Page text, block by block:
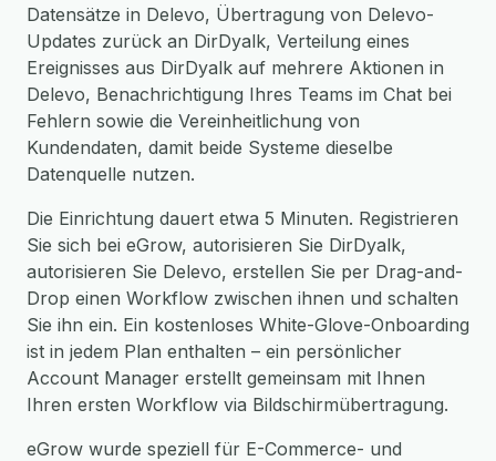
Datensätze in Delevo, Übertragung von Delevo-
Updates zurück an DirDyalk, Verteilung eines
Ereignisses aus DirDyalk auf mehrere Aktionen in
Delevo, Benachrichtigung Ihres Teams im Chat bei
Fehlern sowie die Vereinheitlichung von
Kundendaten, damit beide Systeme dieselbe
Datenquelle nutzen.
Die Einrichtung dauert etwa 5 Minuten. Registrieren
Sie sich bei eGrow, autorisieren Sie DirDyalk,
autorisieren Sie Delevo, erstellen Sie per Drag-and-
Drop einen Workflow zwischen ihnen und schalten
Sie ihn ein. Ein kostenloses White-Glove-Onboarding
ist in jedem Plan enthalten – ein persönlicher
Account Manager erstellt gemeinsam mit Ihnen
Ihren ersten Workflow via Bildschirmübertragung.
eGrow wurde speziell für E-Commerce- und